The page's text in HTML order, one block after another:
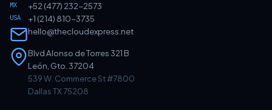
MX +52 (477) 232-2573
USA
+1 (214) 810-3735
hello@thecloudexpress.net
Blvd Alonso de Torres 321 B
León, Gto. 37204
539 W. Commerce St #7800
Dallas TX 75208